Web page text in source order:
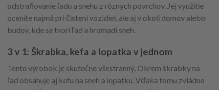
odstraňovanie ľadu a snehu z rôznych povrchov. Jej využitie
oceníte najmä pri čistení vozidiel, ale aj v okolí domov alebo
budov, kde sa tvorí ľad a hromadí sneh.
3 v 1: Škrabka, kefa a lopatka v jednom
Tento výrobok je skutočne všestranný. Okrem škrabky na
ľad obsahuje aj kefu na sneh a lopatku. Vďaka tomu zvládne